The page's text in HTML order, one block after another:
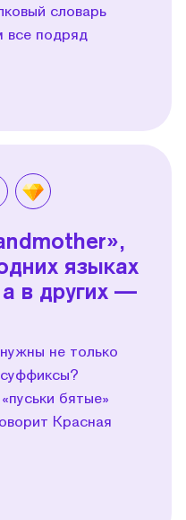
словарь
все подряд
языках
в других —
не только
бятые»
Красная